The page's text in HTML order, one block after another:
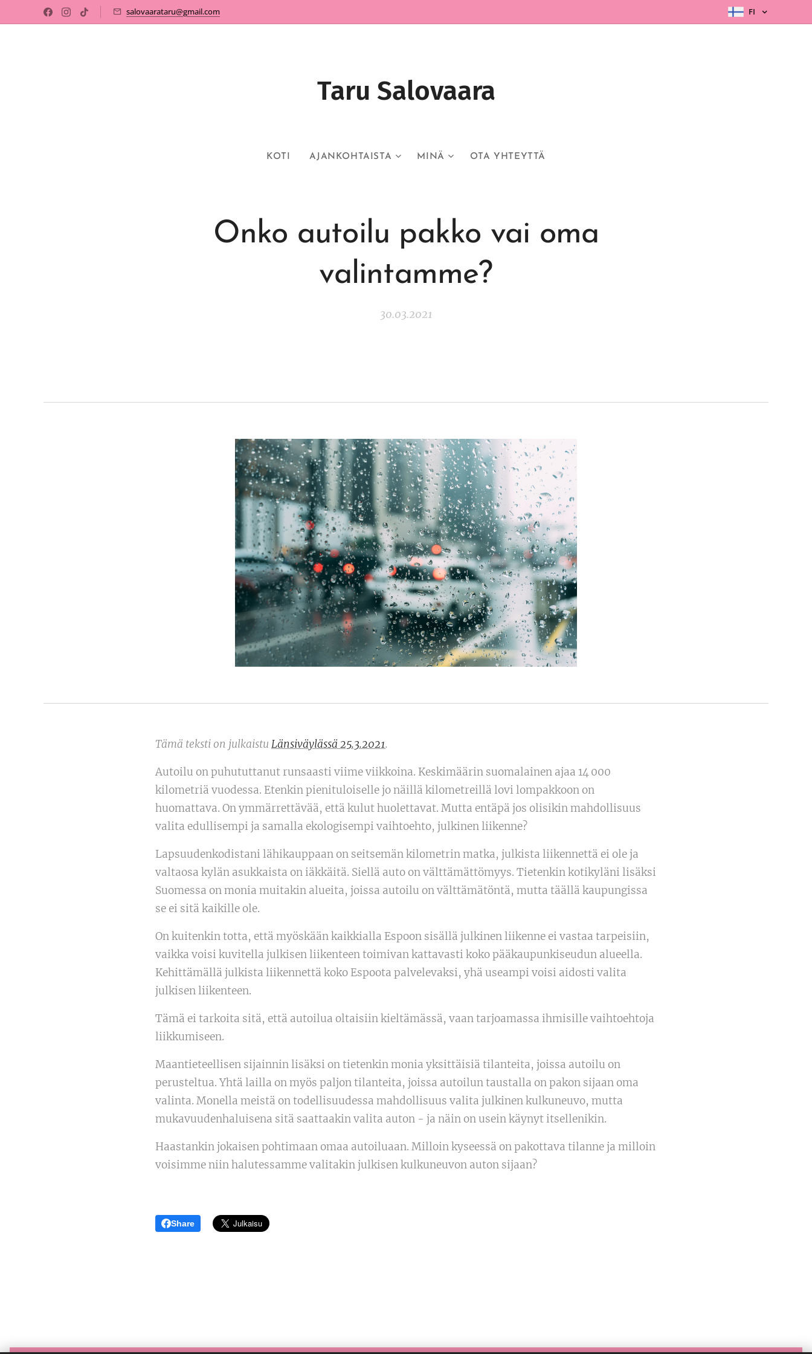
salovaarataru@gmail.com FI
Taru Salovaara
KOTI AJANKOHTAISTA MINÄ OTA YHTEYTTÄ
Onko autoilu pakko vai oma
valintamme?
30.03.2021
Tämä teksti on julkaistu Länsiväylässä 25.3.2021.
Autoilu on puhututtanut runsaasti viime viikkoina. Keskimäärin suomalainen ajaa 14 000
kilometriä vuodessa. Etenkin pienituloiselle jo näillä kilometreillä lovi lompakkoon on
huomattava. On ymmärrettävää, että kulut huolettavat. Mutta entäpä jos olisikin mahdollisuus
valita edullisempi ja samalla ekologisempi vaihtoehto, julkinen liikenne?
Lapsuudenkodistani lähikauppaan on seitsemän kilometrin matka, julkista liikennettä ei ole ja
valtaosa kylän asukkaista on iäkkäitä. Siellä auto on välttämättömyys. Tietenkin kotikyläni lisäksi
Suomessa on monia muitakin alueita, joissa autoilu on välttämätöntä, mutta täällä kaupungissa
se ei sitä kaikille ole.
On kuitenkin totta, että myöskään kaikkialla Espoon sisällä julkinen liikenne ei vastaa tarpeisiin,
vaikka voisi kuvitella julkisen liikenteen toimivan kattavasti koko pääkaupunkiseudun alueella.
Kehittämällä julkista liikennettä koko Espoota palvelevaksi, yhä useampi voisi aidosti valita
julkisen liikenteen.
Tämä ei tarkoita sitä, että autoilua oltaisiin kieltämässä, vaan tarjoamassa ihmisille vaihtoehtoja
liikkumiseen.
Maantieteellisen sijainnin lisäksi on tietenkin monia yksittäisiä tilanteita, joissa autoilu on
perusteltua. Yhtä lailla on myös paljon tilanteita, joissa autoilun taustalla on pakon sijaan oma
valinta. Monella meistä on todellisuudessa mahdollisuus valita julkinen kulkuneuvo, mutta
mukavuudenhaluisena sitä saattaakin valita auton - ja näin on usein käynyt itsellenikin.
Haastankin jokaisen pohtimaan omaa autoiluaan. Milloin kyseessä on pakottava tilanne ja milloin
voisimme niin halutessamme valitakin julkisen kulkuneuvon auton sijaan?
Share